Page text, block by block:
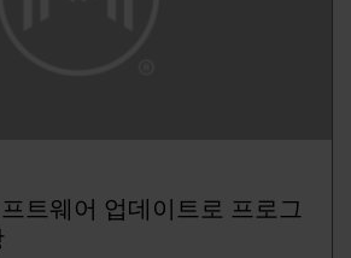
프트웨어 업데이트로 프로그